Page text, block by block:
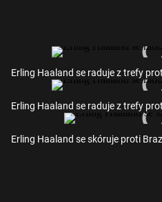
Erling Haaland se raduje z trefy
Erling Haaland se raduje z trefy
Erling Haaland se skóruje proti